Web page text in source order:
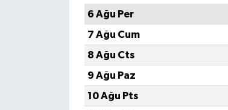
6 Ağu Per
7 Ağu Cum
8 Ağu Cts
9 Ağu Paz
10 Ağu Pts